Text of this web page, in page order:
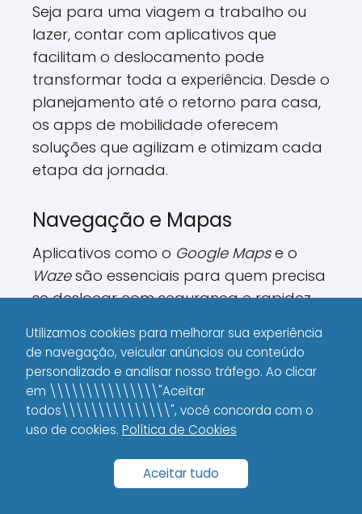
Seja para uma viagem a trabalho ou
lazer, contar com aplicativos que
facilitam o deslocamento pode
transformar toda a experiência. Desde o
planejamento até o retorno para casa,
os apps de mobilidade oferecem
soluções que agilizam e otimizam cada
etapa da jornada.
Navegação e Mapas
Aplicativos como o Google Mapse o
Wazesão essenciais para quem precisa
se deslocar com segurança e rapidez.
também fornecem informações em
tempo real sobre trânsito, acidentes e
obras. Entre as funcionalidades mais
valiosas, destacam-se:
congestionamentos;
Utilizamos cookies para melhorar sua experiência
de navegação, veicular anúncios ou conteúdo
personalizado e analisar nosso tráfego. Ao clicar
em \\\\\\\\\\\\\\\"Aceitar
todos\\\\\\\\\\\\\\\", você concorda com o
uso de cookies. Política de Cookies
Aceitar tudo